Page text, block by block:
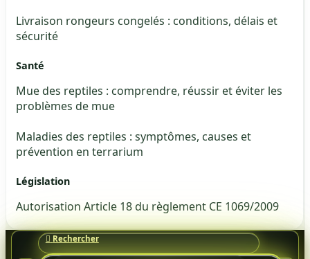
Livraison rongeurs congelés : conditions, délais et
sécurité
Santé
Mue des reptiles : comprendre, réussir et éviter les
problèmes de mue
Maladies des reptiles : symptômes, causes et
prévention en terrarium
Législation
Autorisation Article 18 du règlement CE 1069/2009
